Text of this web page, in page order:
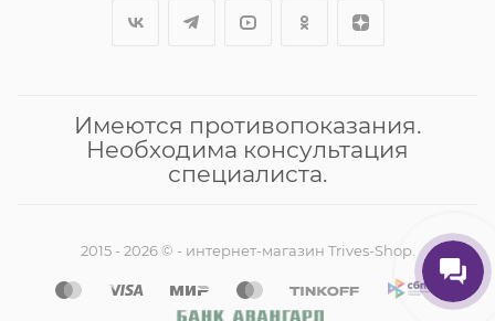
Имеются противопоказания.
Необходима консультация
специалиста.
2015 - 2026 © - интернет-магазин Trives-Shop.